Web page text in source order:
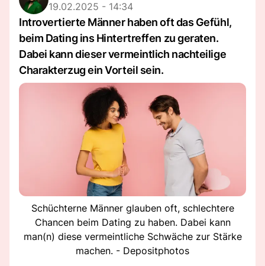
19.02.2025 - 14:34
Introvertierte Männer haben oft das Gefühl,
beim Dating ins Hintertreffen zu geraten.
Dabei kann dieser vermeintlich nachteilige
Charakterzug ein Vorteil sein.
Schüchterne Männer glauben oft, schlechtere
Chancen beim Dating zu haben. Dabei kann
man(n) diese vermeintliche Schwäche zur Stärke
machen. - Depositphotos